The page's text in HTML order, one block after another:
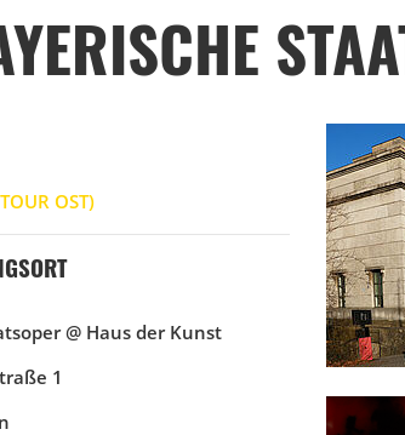
OST)
@ Haus der Kunst
1